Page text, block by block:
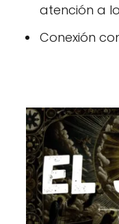
atención a
Conexión